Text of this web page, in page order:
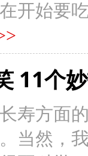
开始要
11个
寿方面
当然，